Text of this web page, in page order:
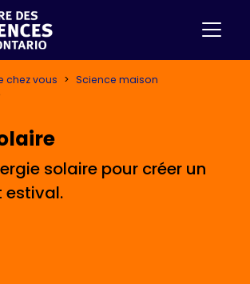
chez vous
Science maison
solaire pour créer un
estival.